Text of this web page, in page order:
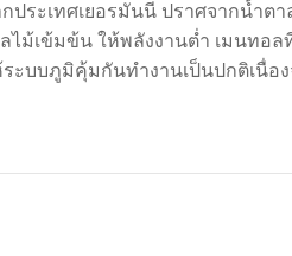
ประเทศเยอรมันนี ปราศจากน้ำ
ไม้เข้มข้น ให้พลังงานต่ำ เมนทอ
ระบบภูมิคุ้มกันทำงานเป็นปกติเนื่